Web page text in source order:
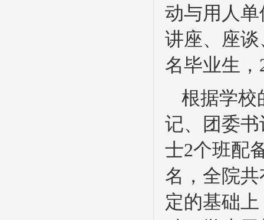
动与用人
讲座、座
名毕业生，
根据学校
记、团委
士2个班配
名，全院
定的基础